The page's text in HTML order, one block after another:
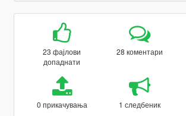
23 фајлови
допаднати
28 коментари
0 прикачувања 1 следбеник